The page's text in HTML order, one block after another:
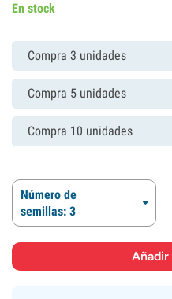
En stock
Compra 3 unidades
Compra 5 unidades
Compra 10 unidades
Número de
semillas: 3